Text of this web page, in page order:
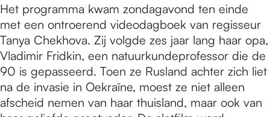
Het programma kwam zondagavond ten einde
met een ontroerend videodagboek van regisseur
Tanya Chekhova. Zij volgde zes jaar lang haar opa,
Vladimir Fridkin, een natuurkundeprofessor die de
90 is gepasseerd. Toen ze Rusland achter zich liet
na de invasie in Oekraïne, moest ze niet alleen
afscheid nemen van haar thuisland, maar ook van